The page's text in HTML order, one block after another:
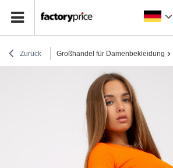
Zurück Großhandel für Damenbekleidung